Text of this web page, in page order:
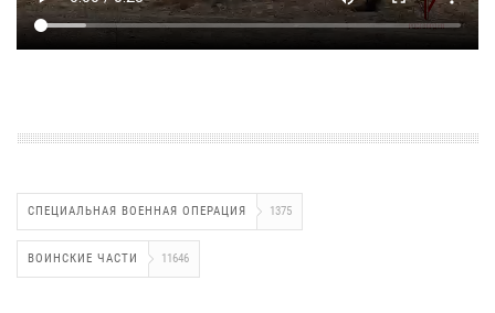
СПЕЦИАЛЬНАЯ ВОЕННАЯ ОПЕРАЦИЯ 1375
ВОИНСКИЕ ЧАСТИ 11646